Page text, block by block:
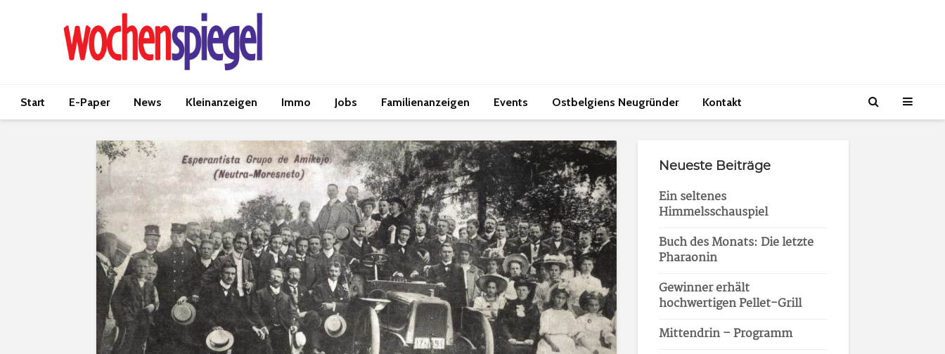
Start E-Paper News Kleinanzeigen Immo Jobs Familienanzeigen Events Ostbelgiens Neugründer Kontakt
Neueste Beiträge
Ein seltenes
Himmelsschauspiel
Buch des Monats: Die letzte
Pharaonin
Gewinner erhält
hochwertigen Pellet-Grill
Mittendrin – Programm